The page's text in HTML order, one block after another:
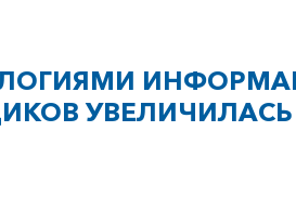
УВЕЛИЧИЛАСЬ